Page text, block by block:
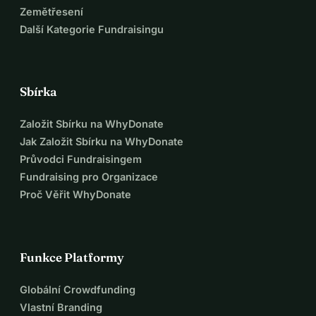
Bible po tři desetiletí. Máme znalosti a
S obsahem v angličtině, francouzštině
a portugalštině můžeme oslovit 65 %
čtenářů v Africe. Potřebují však
Bible ve svém vlastním jazyce. Tímto
způsobem můžeme oslovit miliony lidí.
Zemětřesení
Další Kategorie Fundraisingu
Sbírka
Založit Sbírku na WhyDonate
Jak Založit Sbírku na WhyDonate
Průvodci Fundraisingem
Fundraising pro Organizace
Proč Věřit WhyDonate
Funkce Platformy
Globální Crowdfunding
Vlastní Branding